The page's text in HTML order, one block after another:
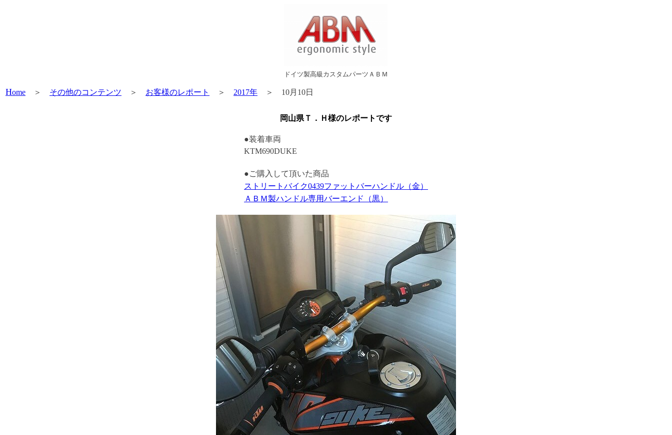
ドイツ製高級カスタムパーツＡＢＭ
Home ＞ その他のコンテンツ ＞ お客様のレポート ＞ 2017年 ＞ 10月10日
岡山県Ｔ．Ｈ様のレポートです
●装着車両
KTM690DUKE
●ご購入して頂いた商品
ストリートバイク0439ファットバーハンドル（金）
ＡＢＭ製ハンドル専用バーエンド（黒）